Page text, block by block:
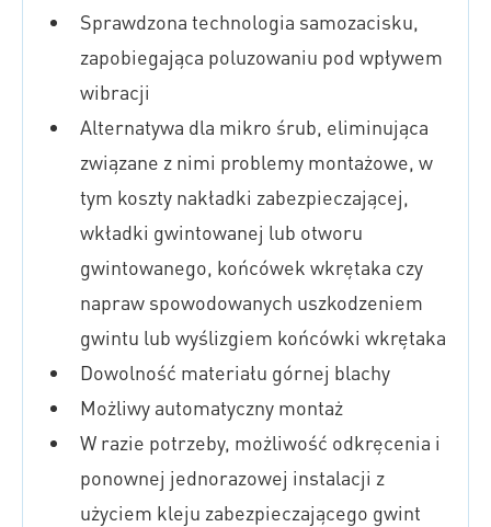
Sprawdzona technologia samozacisku,
zapobiegająca poluzowaniu pod wpływem
wibracji
Alternatywa dla mikro śrub, eliminująca
związane z nimi problemy montażowe, w
tym koszty nakładki zabezpieczającej,
wkładki gwintowanej lub otworu
gwintowanego, końcówek wkrętaka czy
napraw spowodowanych uszkodzeniem
gwintu lub wyślizgiem końcówki wkrętaka
Dowolność materiału górnej blachy
Możliwy automatyczny montaż
W razie potrzeby, możliwość odkręcenia i
ponownej jednorazowej instalacji z
użyciem kleju zabezpieczającego gwint